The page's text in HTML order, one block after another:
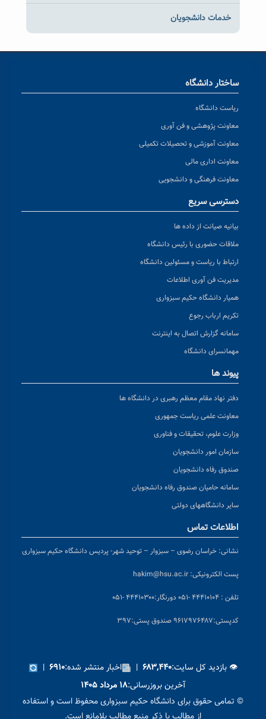
خدمات دانشجویان
ساختار دانشگاه
ریاست دانشگاه
معاونت پژوهشی و فن آوری
معاونت آموزشی و تحصیلات تکمیلی
معاونت اداری مالی
معاونت فرهنگی و دانشجویی
دسترسی سریع
بیانیه صیانت از داده ها
ملاقات حضوری با رئیس دانشگاه
ارتباط با ریاست و مسئولین دانشگاه
مدیریت فن آوری اطلاعات
همیار دانشگاه حکیم سبزواری
تکریم ارباب رجوع
سامانه گزارش اتصال به اینترنت
مهمانسرای دانشگاه
پیوند ها
دفتر نهاد مقام معظم رهبری در دانشگاه ها
معاونت علمی ریاست جمهوری
وزارت علوم، تحقیقات و فناوری
سازمان امور دانشجویان
صندوق رفاه دانشجویان
سامانه حامیان صندوق رفاه دانشجویان
سایر دانشگاههای دولتی
اطلاعات تماس
نشانی: خراسان رضوی – سبزوار – توحید شهر- پردیس دانشگاه حکیم سبزواری
پست الکترونیکی: hakim@hsu.ac.ir
تلفن : ۴۴۴۱۰۱۰۴ -۰۵۱ دورنگار:۴۴۴۱۰۳۰۰ -۰۵۱
کدپستی:۹۶۱۷۹۷۶۴۸۷ صندوق پستی:۳۹۷
👁 بازدید کل سایت:۶۸۳,۴۴۰ | اخبار منتشر شده:۶۹۱۰ |
آخرین بروزرسانی:۱۸ مرداد ۱۴۰۵
© تمامی حقوق برای دانشگاه حکیم سبزواری محفوظ است و استفاده